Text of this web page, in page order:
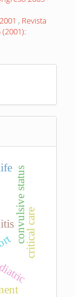
, Revista
convulsive statuscritical care